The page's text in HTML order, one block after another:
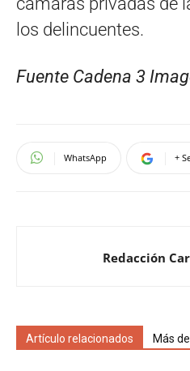
los delincuentes.
Fuente Cadena 3
WhatsApp +
Redacción
Artículo relacionados Más